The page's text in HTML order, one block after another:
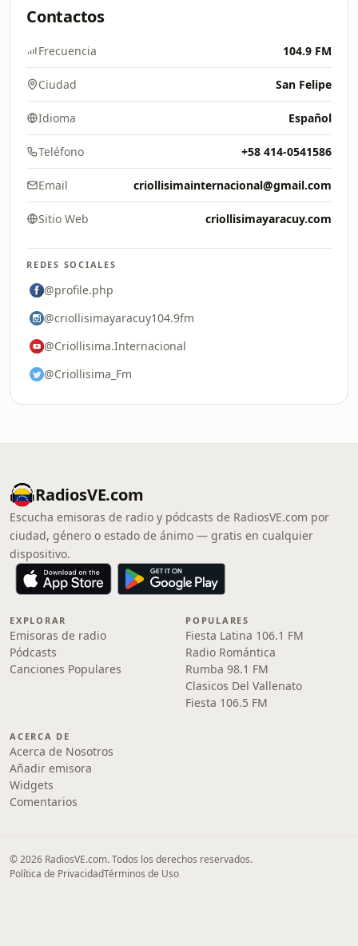
Contactos
Frecuencia 104.9 FM
Ciudad San Felipe
Idioma Español
Teléfono +58 414-0541586
Email criollisimainternacional@gmail.com
Sitio Web criollisimayaracuy.com
REDES SOCIALES
@profile.php
@criollisimayaracuy104.9fm
@Criollisima.Internacional
@Criollisima_Fm
RadiosVE.com
Escucha emisoras de radio y pódcasts de RadiosVE.com por
ciudad, género o estado de ánimo — gratis en cualquier
dispositivo.
EXPLORAR
Emisoras de radio
Pódcasts
Canciones Populares
POPULARES
Fiesta Latina 106.1 FM
Radio Romántica
Rumba 98.1 FM
Clasicos Del Vallenato
Fiesta 106.5 FM
ACERCA DE
Acerca de Nosotros
Añadir emisora
Widgets
Comentarios
© 2026 RadiosVE.com. Todos los derechos reservados.
Política de PrivacidadTérminos de Uso